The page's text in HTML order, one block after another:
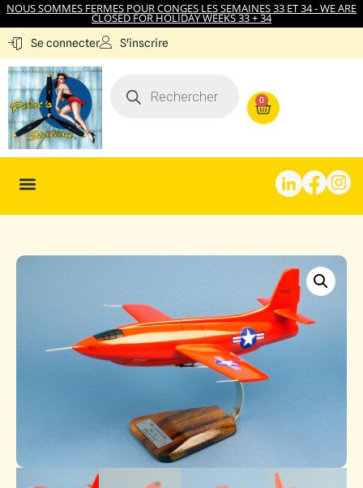
NOUS SOMMES FERMES POUR CONGES LES SEMAINES 33 ET 34 - WE ARE
CLOSED FOR HOLIDAY WEEKS 33 + 34
Se connecter S'inscrire
0